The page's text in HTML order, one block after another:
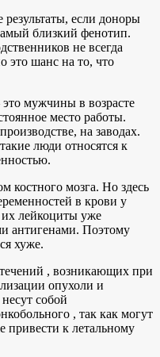
если доноры
близкий фенотип.
не всегда
это шанс на то, что
мужчины в возрасте
место работы.
на заводах.
люди относятся к
костного мозга. Но здесь
в крови у
лейкоциты уже
антигенами. Поэтому
хуже.
, возникающих при
опухоли и
собой
, так как могут
привести к летальному